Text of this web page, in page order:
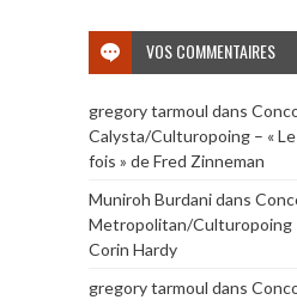
VOS COMMENTAIRES
gregory tarmoul dans
Calysta/Culturopoing – «
fois » de Fred Zinneman
Muniroh Burdanidans
Metropolitan/Culturopoing
Corin Hardy
gregory tarmoul dans